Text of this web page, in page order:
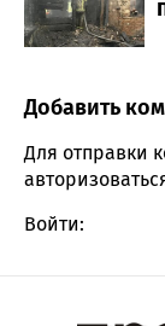
Добавить
Для отправки
Войти: